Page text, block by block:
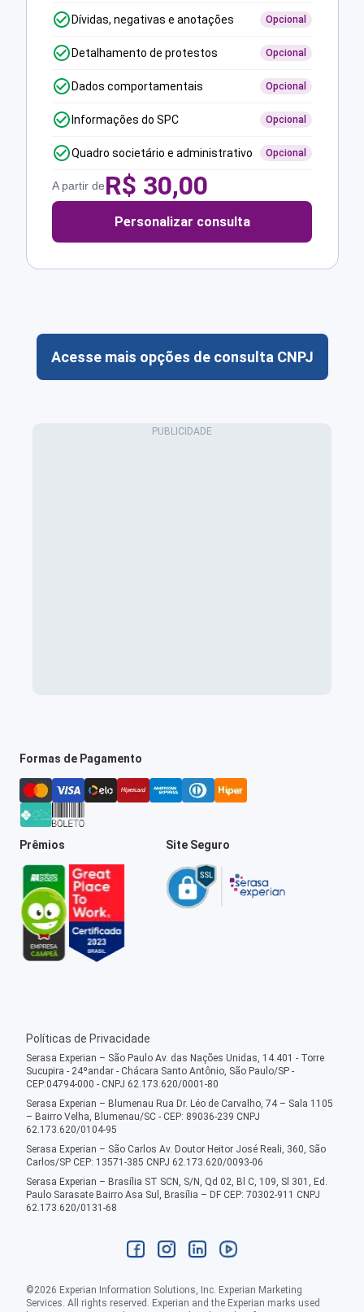
Dívidas, negativas e anotações Opcional
Detalhamento de protestos Opcional
Dados comportamentais Opcional
Informações do SPC Opcional
Quadro societário e administrativo Opcional
A partir deR$ 30,00
Personalizar consulta
Acesse mais opções de consulta CNPJ
Formas de Pagamento
Prêmios Site Seguro
Políticas de Privacidade
Serasa Experian – São Paulo Av. das Nações Unidas, 14.401 - Torre
Sucupira - 24ºandar - Chácara Santo Antônio, São Paulo/SP -
CEP:04794-000 - CNPJ 62.173.620/0001-80
Serasa Experian – Blumenau Rua Dr. Léo de Carvalho, 74 – Sala 1105
– Bairro Velha, Blumenau/SC - CEP: 89036-239 CNPJ
62.173.620/0104-95
Serasa Experian – São Carlos Av. Doutor Heitor José Reali, 360, São
Carlos/SP CEP: 13571-385 CNPJ 62.173.620/0093-06
Serasa Experian – Brasília ST SCN, S/N, Qd 02, Bl C, 109, Sl 301, Ed.
Paulo Sarasate Bairro Asa Sul, Brasília – DF CEP: 70302-911 CNPJ
62.173.620/0131-68
©2026 Experian Information Solutions, Inc. Experian Marketing
Services. All rights reserved. Experian and the Experian marks used